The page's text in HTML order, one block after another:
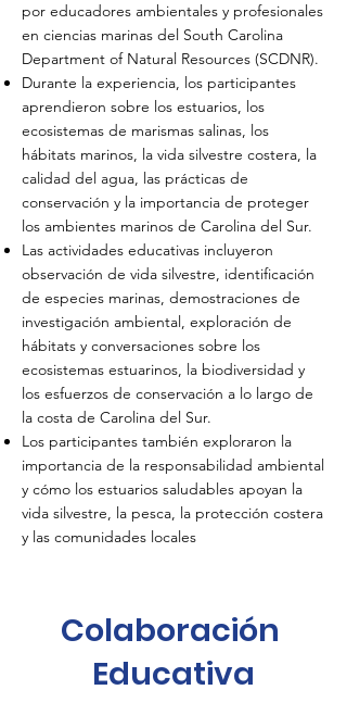
por educadores ambientales y profesionales
en ciencias marinas del South Carolina
Department of Natural Resources (SCDNR).
Durante la experiencia, los participantes
aprendieron sobre los estuarios, los
ecosistemas de marismas salinas, los
hábitats marinos, la vida silvestre costera, la
calidad del agua, las prácticas de
conservación y la importancia de proteger
los ambientes marinos de Carolina del Sur.
Las actividades educativas incluyeron
observación de vida silvestre, identificación
de especies marinas, demostraciones de
investigación ambiental, exploración de
hábitats y conversaciones sobre los
ecosistemas estuarinos, la biodiversidad y
los esfuerzos de conservación a lo largo de
la costa de Carolina del Sur.
Los participantes también exploraron la
importancia de la responsabilidad ambiental
y cómo los estuarios saludables apoyan la
vida silvestre, la pesca, la protección costera
y las comunidades locales
Colaboración
Educativa